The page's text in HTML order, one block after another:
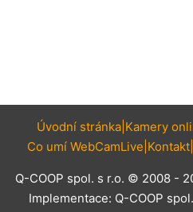
Úvodní stránka Kamery
Co umí WebCamLive Kontakt
Q-COOP spol. s r.o. © 2008 -
Implementace: Q-COOP